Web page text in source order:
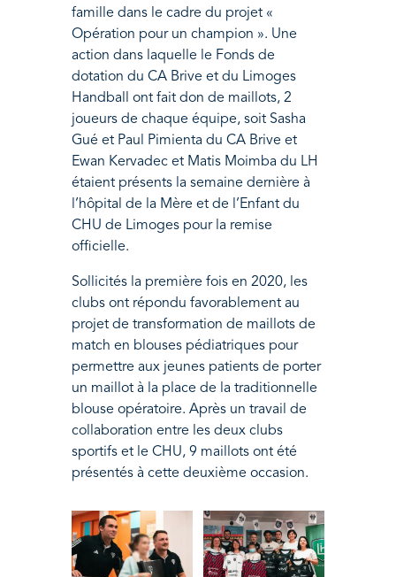
famille dans le cadre du projet «
Opération pour un champion ». Une
action dans laquelle le Fonds de
dotation du CA Brive et du Limoges
Handball ont fait don de maillots, 2
joueurs de chaque équipe, soit Sasha
Gué et Paul Pimienta du CA Brive et
Ewan Kervadec et Matis Moimba du LH
étaient présents la semaine dernière à
l’hôpital de la Mère et de l’Enfant du
CHU de Limoges pour la remise
officielle.
Sollicités la première fois en 2020, les
clubs ont répondu favorablement au
projet de transformation de maillots de
match en blouses pédiatriques pour
permettre aux jeunes patients de porter
un maillot à la place de la traditionnelle
blouse opératoire. Après un travail de
collaboration entre les deux clubs
sportifs et le CHU, 9 maillots ont été
présentés à cette deuxième occasion.